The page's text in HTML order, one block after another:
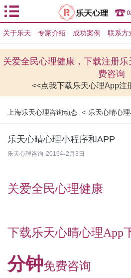
用户登录
关于乐天 专家介绍 成功案例 联系方
关爱全民心理健康，下载注册
费咨询
<<点我下载乐天心理App注
上海乐天心理咨询动态 < 乐天心晴心
乐天心晴心理小程序和APP
乐天心理咨询 2016年2月3日
关爱全民心理健康
下载乐天心晴心理App
分钟免费咨询